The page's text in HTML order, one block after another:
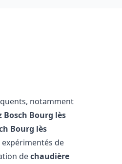
notamment
Bosch Bourg lès
Bourg lès
de
dechaudière